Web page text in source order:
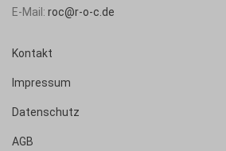
E-Mail: roc@r-o-c.de
Kontakt
Impressum
Datenschutz
AGB